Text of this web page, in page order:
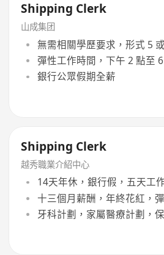
Shipping Clerk
山成集团
無需相關學歷要求，形式 5
彈性工作時間，下午 2 點至
銀行公眾假期全薪
Shipping Clerk
越秀職業介紹中心
14天年休，銀行假，五天工
十三個月薪酬，年終花紅，
牙科計劃，家屬醫療計劃，